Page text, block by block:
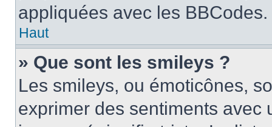
appliquées avec les BBCodes.
Haut
» Que sont les smileys ?
Les smileys, ou émoticônes,
exprimer des sentiments avec